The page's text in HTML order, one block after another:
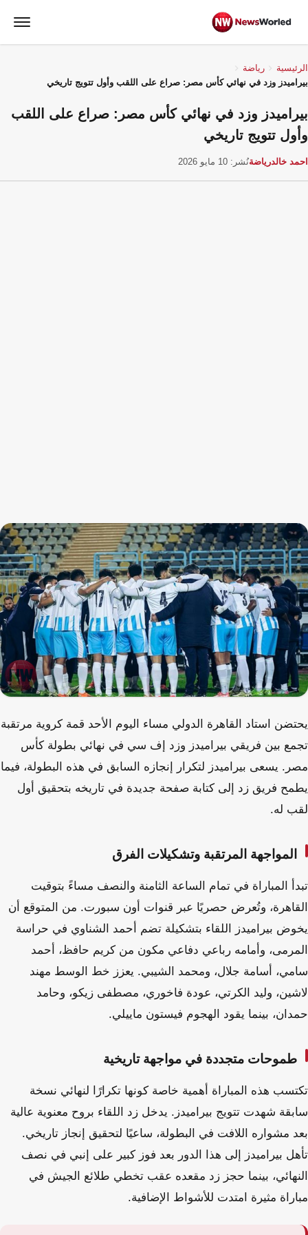
الرئيسية
رياضة
بيراميدز وزد في نهائي كأس مصر: صراع على اللقب وأول تتويج تاريخي
بيراميدز وزد في نهائي كأس مصر: صراع على اللقب
وأول تتويج تاريخي
احمد خالدرياضةنُشر: 10 مايو 2026
يحتضن استاد القاهرة الدولي مساء اليوم الأحد قمة كروية مرتقبة
تجمع بين فريقي بيراميدز وزد إف سي في نهائي بطولة كأس
مصر. يسعى بيراميدز لتكرار إنجازه السابق في هذه البطولة، فيما
يطمح فريق زد إلى كتابة صفحة جديدة في تاريخه بتحقيق أول
لقب له.
المواجهة المرتقبة وتشكيلات الفرق
تبدأ المباراة في تمام الساعة الثامنة والنصف مساءً بتوقيت
القاهرة، وتُعرض حصريًا عبر قنوات أون سبورت. من المتوقع أن
يخوض بيراميدز اللقاء بتشكيلة تضم أحمد الشناوي في حراسة
المرمى، وأمامه رباعي دفاعي مكون من كريم حافظ، أحمد
سامي، أسامة جلال، ومحمد الشيبي. يعزز خط الوسط مهند
لاشين، وليد الكرتي، عودة فاخوري، مصطفى زيكو، وحامد
حمدان، بينما يقود الهجوم فيستون ماييلي.
طموحات متجددة في مواجهة تاريخية
تكتسب هذه المباراة أهمية خاصة كونها تكرارًا لنهائي نسخة
سابقة شهدت تتويج بيراميدز. يدخل زد اللقاء بروح معنوية عالية
بعد مشواره اللافت في البطولة، ساعيًا لتحقيق إنجاز تاريخي.
تأهل بيراميدز إلى هذا الدور بعد فوز كبير على إنبي في نصف
النهائي، بينما حجز زد مقعده عقب تخطي طلائع الجيش في
مباراة مثيرة امتدت للأشواط الإضافية.